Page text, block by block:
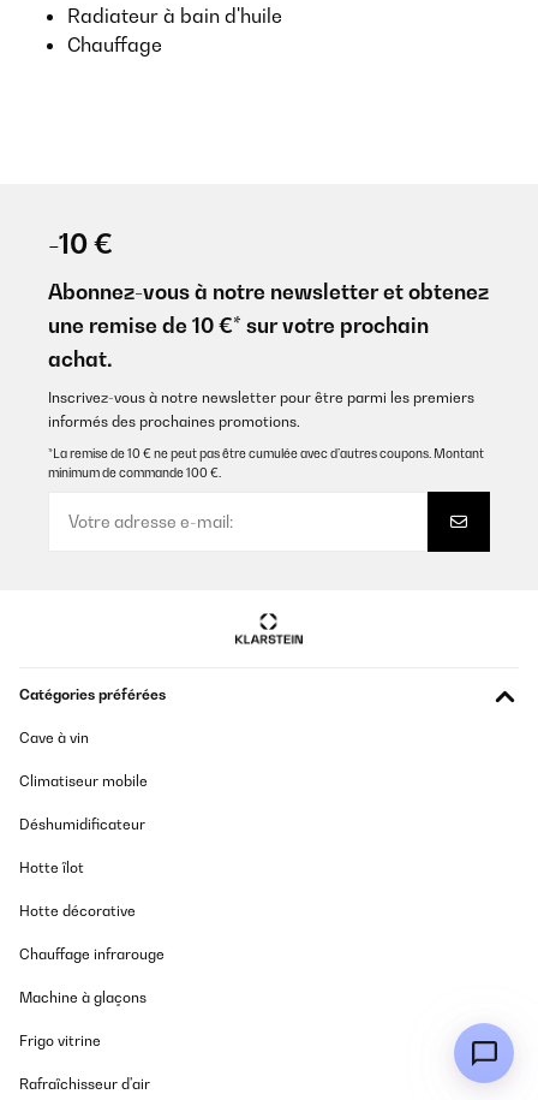
Radiateur à bain d'huile
Chauffage
-10 €
Abonnez-vous à notre newsletter et obtenez
une remise de 10 €* sur votre prochain
achat.
Inscrivez-vous à notre newsletter pour être parmi les premiers
informés des prochaines promotions.
*La remise de 10 € ne peut pas être cumulée avec d’autres coupons. Montant
minimum de commande 100 €.
Catégories préférées
Cave à vin
Climatiseur mobile
Déshumidificateur
Hotte îlot
Hotte décorative
Chauffage infrarouge
Machine à glaçons
Frigo vitrine
Rafraîchisseur d'air